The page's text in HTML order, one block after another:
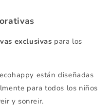
exclusivas para los
están diseñadas
para todos los niños
y sonreir.